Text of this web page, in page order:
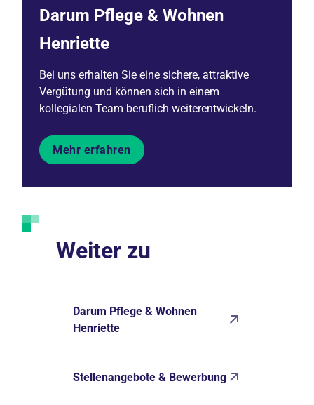
Darum Pflege & Wohnen
Henriette
Bei uns erhalten Sie eine sichere, attraktive
Vergütung und können sich in einem
kollegialen Team beruflich weiterentwickeln.
Mehr erfahren
Weiter zu
Darum Pflege & Wohnen
Henriette
Stellenangebote & Bewerbung